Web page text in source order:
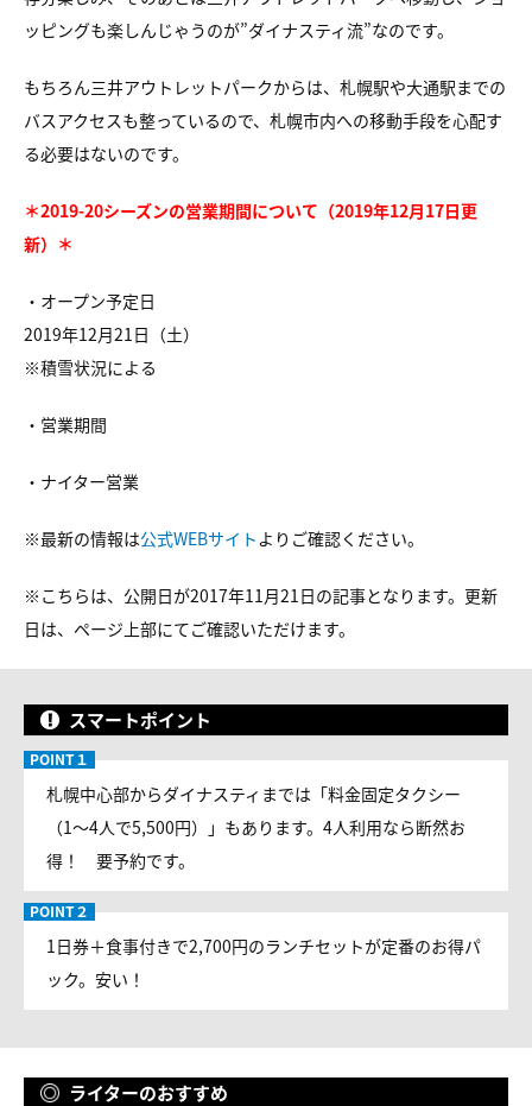
ッピングも楽しんじゃうのが”ダイナスティ流”なのです。
もちろん三井アウトレットパークからは、札幌駅や大通駅までの
バスアクセスも整っているので、札幌市内への移動手段を心配す
る必要はないのです。
＊2019-20シーズンの営業期間について（2019年12月17日更
新）＊
・オープン予定日
2019年12月21日（土）
※積雪状況による
・営業期間
・ナイター営業
※最新の情報は公式WEBサイトよりご確認ください。
※こちらは、公開日が2017年11月21日の記事となります。更新
日は、ページ上部にてご確認いただけます。
スマートポイント
札幌中心部からダイナスティまでは「料金固定タクシー
（1〜4人で5,500円）」もあります。4人利用なら断然お
得！ 要予約です。
1日券＋食事付きで2,700円のランチセットが定番のお得パ
ック。安い！
ライターのおすすめ